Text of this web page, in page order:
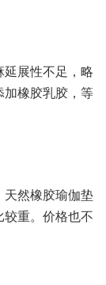
延展性不足，略
加橡胶乳胶，等
天然橡胶瑜伽垫
较重。价格也不